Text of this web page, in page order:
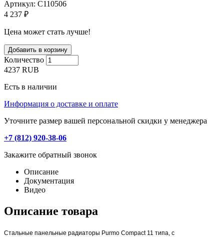
Артикул: C110506
4 237 ₽
Цена может стать лучше!
Количество
4237 RUB
Есть в наличии
Информация о доставке и оплате
Уточните размер вашей персональной скидки у менеджера
+7 (812) 920-38-06
Закажите обратный звонок
Описание
Документация
Видео
Описание товара
Стальные панельные радиаторы Purmo Compact 11 типа, с